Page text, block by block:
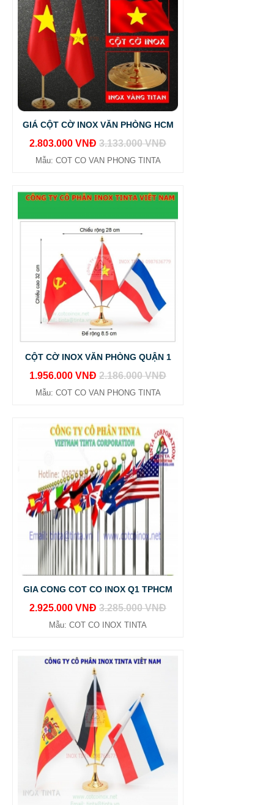
GIÁ CỘT CỜ INOX VĂN PHÒNG HCM
2.803.000 VNĐ 3.133.000 VNĐ
Mẫu: COT CO VAN PHONG TINTA
CỘT CỜ INOX VĂN PHÒNG QUẬN 1
1.956.000 VNĐ 2.186.000 VNĐ
Mẫu: COT CO VAN PHONG TINTA
GIA CONG COT CO INOX Q1 TPHCM
2.925.000 VNĐ 3.285.000 VNĐ
Mẫu: COT CO INOX TINTA